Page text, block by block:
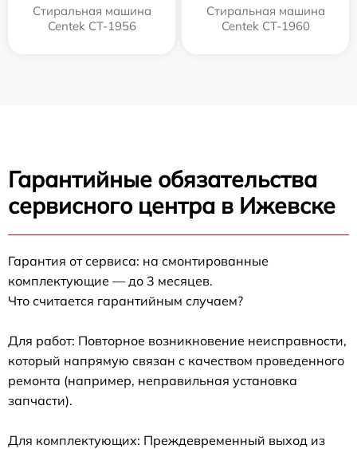
Стиральная машина
Centek CT-1956
Стиральная машина
Centek CT-1960
Гарантийные обязательства
сервисного центра в Ижевске
Гарантия от сервиса: на смонтированные
комплектующие — до 3 месяцев.
Что считается гарантийным случаем?
Для работ: Повторное возникновение неисправности,
который напрямую связан с качеством проведенного
ремонта (например, неправильная установка
запчасти).
Для комплектующих: Преждевременный выход из